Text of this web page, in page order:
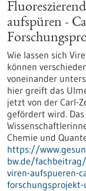
aufspüren -
Wie lassen sich
können
voneinander
hier greift das
jetzt von der Carl-
gefördert wird.
Chemie und
https://
bw.de/
viren-aufspueren-